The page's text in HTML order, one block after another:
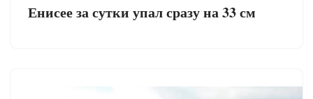
Енисее за сутки упал сразу на 33 см